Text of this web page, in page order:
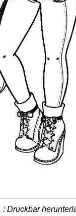
: Druckbar